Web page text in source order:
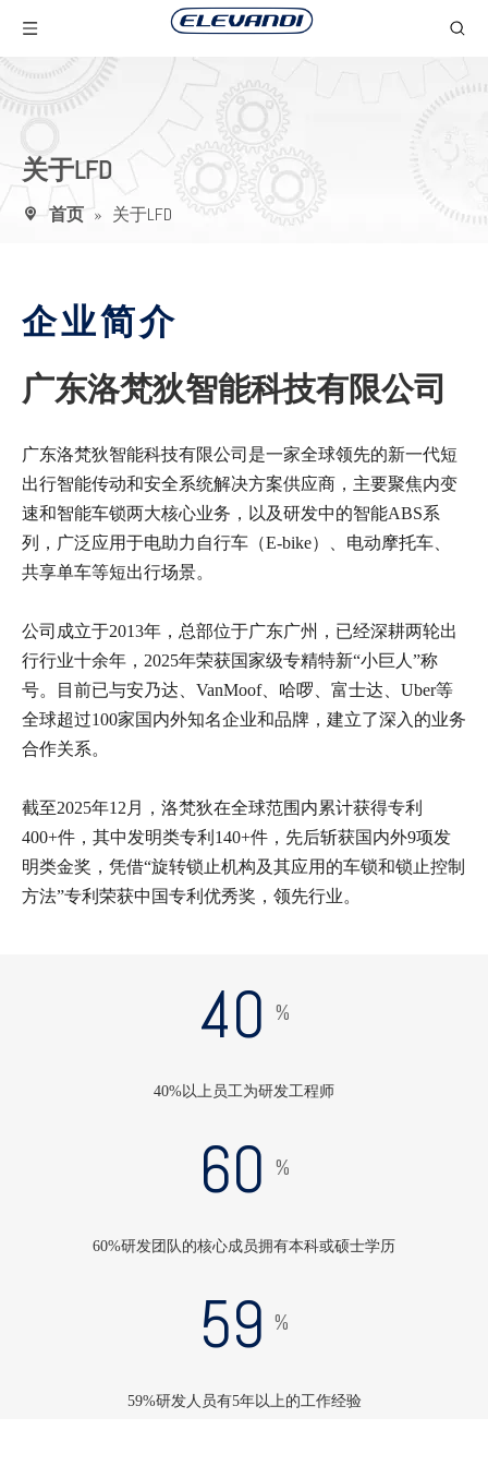
关于LFD
首页 » 关于LFD
企业简介
广东洛梵狄智能科技有限公司
广东洛梵狄智能科技有限公司是一家全球领先的新一代短
出行智能传动和安全系统解决方案供应商，主要聚焦内变
速和智能车锁两大核心业务，以及研发中的智能ABS系
列，广泛应用于电助力自行车（E-bike）、电动摩托车、
共享单车等短出行场景。
公司成立于2013年，总部位于广东广州，已经深耕两轮出
行行业十余年，2025年荣获国家级专精特新“小巨人”称
号。目前已与安乃达、VanMoof、哈啰、富士达、Uber等
全球超过100家国内外知名企业和品牌，建立了深入的业务
合作关系。
截至2025年12月，洛梵狄在全球范围内累计获得专利
400+件，其中发明类专利140+件，先后斩获国内外9项发
明类金奖，凭借“旋转锁止机构及其应用的车锁和锁止控制
方法”专利荣获中国专利优秀奖，领先行业。
40 %
40%以上员工为研发工程师
60 %
60%研发团队的核心成员拥有本科或硕士学历
59 %
59%研发人员有5年以上的工作经验